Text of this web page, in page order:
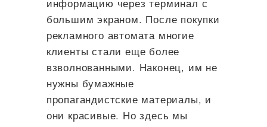
информацию через терминал с
большим экраном. После покупки
рекламного автомата многие
клиенты стали еще более
взволнованными. Наконец, им не
нужны бумажные
пропагандистские материалы, и
они красивые. Но здесь мы